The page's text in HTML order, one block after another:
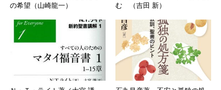
の希望（山崎龍一）
む （吉田 新）